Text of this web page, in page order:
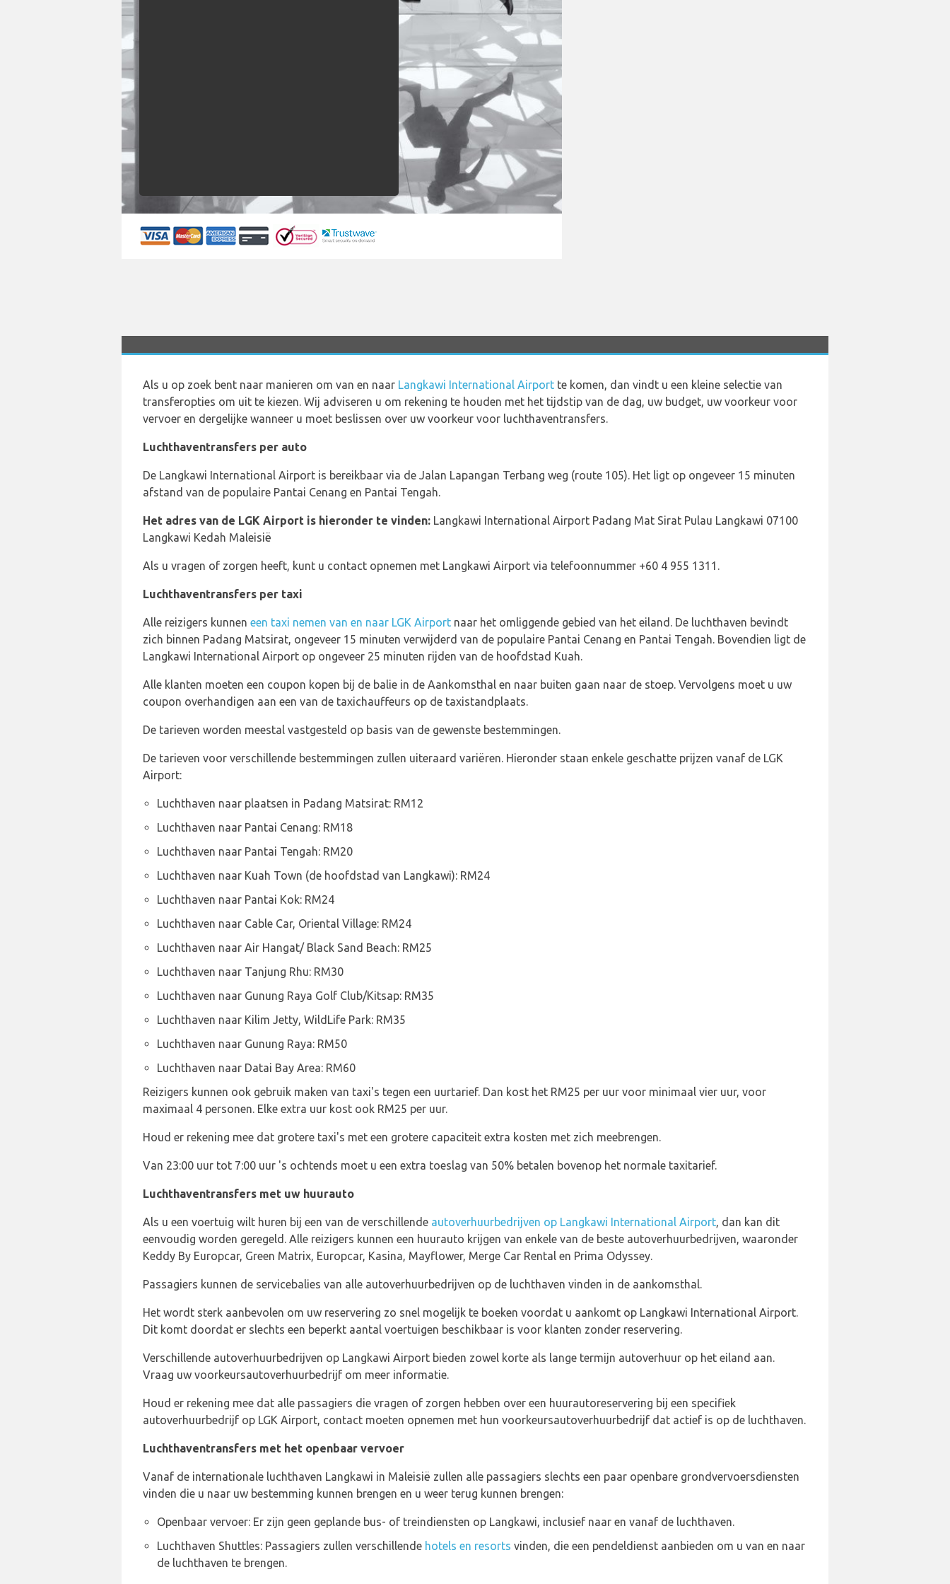
Als u op zoek bent naar manieren om van en naar Langkawi International Airport te komen, dan vindt u een kleine selectie van
transferopties om uit te kiezen. Wij adviseren u om rekening te houden met het tijdstip van de dag, uw budget, uw voorkeur voor
vervoer en dergelijke wanneer u moet beslissen over uw voorkeur voor luchthaventransfers.
Luchthaventransfers per auto
De Langkawi International Airport is bereikbaar via de Jalan Lapangan Terbang weg (route 105). Het ligt op ongeveer 15 minuten
afstand van de populaire Pantai Cenang en Pantai Tengah.
Het adres van de LGK Airport is hieronder te vinden: Langkawi International Airport Padang Mat Sirat Pulau Langkawi 07100
Langkawi Kedah Maleisië
Als u vragen of zorgen heeft, kunt u contact opnemen met Langkawi Airport via telefoonnummer +60 4 955 1311.
Luchthaventransfers per taxi
Alle reizigers kunnen een taxi nemen van en naar LGK Airport naar het omliggende gebied van het eiland. De luchthaven bevindt
zich binnen Padang Matsirat, ongeveer 15 minuten verwijderd van de populaire Pantai Cenang en Pantai Tengah. Bovendien ligt de
Langkawi International Airport op ongeveer 25 minuten rijden van de hoofdstad Kuah.
Alle klanten moeten een coupon kopen bij de balie in de Aankomsthal en naar buiten gaan naar de stoep. Vervolgens moet u uw
coupon overhandigen aan een van de taxichauffeurs op de taxistandplaats.
De tarieven worden meestal vastgesteld op basis van de gewenste bestemmingen.
De tarieven voor verschillende bestemmingen zullen uiteraard variëren. Hieronder staan enkele geschatte prijzen vanaf de LGK
Airport:
Luchthaven naar plaatsen in Padang Matsirat: RM12
Luchthaven naar Pantai Cenang: RM18
Luchthaven naar Pantai Tengah: RM20
Luchthaven naar Kuah Town (de hoofdstad van Langkawi): RM24
Luchthaven naar Pantai Kok: RM24
Luchthaven naar Cable Car, Oriental Village: RM24
Luchthaven naar Air Hangat/ Black Sand Beach: RM25
Luchthaven naar Tanjung Rhu: RM30
Luchthaven naar Gunung Raya Golf Club/Kitsap: RM35
Luchthaven naar Kilim Jetty, WildLife Park: RM35
Luchthaven naar Gunung Raya: RM50
Luchthaven naar Datai Bay Area: RM60
Reizigers kunnen ook gebruik maken van taxi's tegen een uurtarief. Dan kost het RM25 per uur voor minimaal vier uur, voor
maximaal 4 personen. Elke extra uur kost ook RM25 per uur.
Houd er rekening mee dat grotere taxi's met een grotere capaciteit extra kosten met zich meebrengen.
Van 23:00 uur tot 7:00 uur 's ochtends moet u een extra toeslag van 50% betalen bovenop het normale taxitarief.
Luchthaventransfers met uw huurauto
Als u een voertuig wilt huren bij een van de verschillende autoverhuurbedrijven op Langkawi International Airport, dan kan dit
eenvoudig worden geregeld. Alle reizigers kunnen een huurauto krijgen van enkele van de beste autoverhuurbedrijven, waaronder
Keddy By Europcar, Green Matrix, Europcar, Kasina, Mayflower, Merge Car Rental en Prima Odyssey.
Passagiers kunnen de servicebalies van alle autoverhuurbedrijven op de luchthaven vinden in de aankomsthal.
Het wordt sterk aanbevolen om uw reservering zo snel mogelijk te boeken voordat u aankomt op Langkawi International Airport.
Dit komt doordat er slechts een beperkt aantal voertuigen beschikbaar is voor klanten zonder reservering.
Verschillende autoverhuurbedrijven op Langkawi Airport bieden zowel korte als lange termijn autoverhuur op het eiland aan.
Vraag uw voorkeursautoverhuurbedrijf om meer informatie.
Houd er rekening mee dat alle passagiers die vragen of zorgen hebben over een huurautoreservering bij een specifiek
autoverhuurbedrijf op LGK Airport, contact moeten opnemen met hun voorkeursautoverhuurbedrijf dat actief is op de luchthaven.
Luchthaventransfers met het openbaar vervoer
Vanaf de internationale luchthaven Langkawi in Maleisië zullen alle passagiers slechts een paar openbare grondvervoersdiensten
vinden die u naar uw bestemming kunnen brengen en u weer terug kunnen brengen:
Openbaar vervoer: Er zijn geen geplande bus- of treindiensten op Langkawi, inclusief naar en vanaf de luchthaven.
Luchthaven Shuttles: Passagiers zullen verschillende hotels en resorts vinden, die een pendeldienst aanbieden om u van en naar
de luchthaven te brengen.